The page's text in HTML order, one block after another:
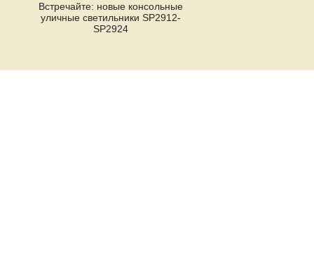
Встречайте: новые консольные
уличные светильники SP2912-
SP2924